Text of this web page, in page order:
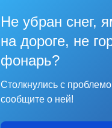
Не убран снег,
на дороге, не
фонарь?
Столкнулись с
сообщите о ней!